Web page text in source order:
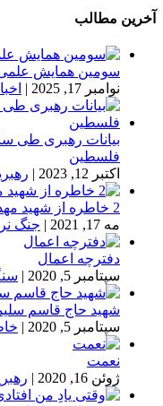
آخرین مطالب
سومین همایش علمی
نوامبر 17, 2025
|
بیانات رهبری طی
فلسطین
اکتبر 12, 2023
|
2 خاطره از شهید مهدی زین الدین
مه 17, 2021
| جنگ
دفترچه اعمال
سپتامبر 5, 2020
|
شهید حاج قاسم
سپتامبر 5, 2020
|
نعمت
ژوئن 16, 2020
|